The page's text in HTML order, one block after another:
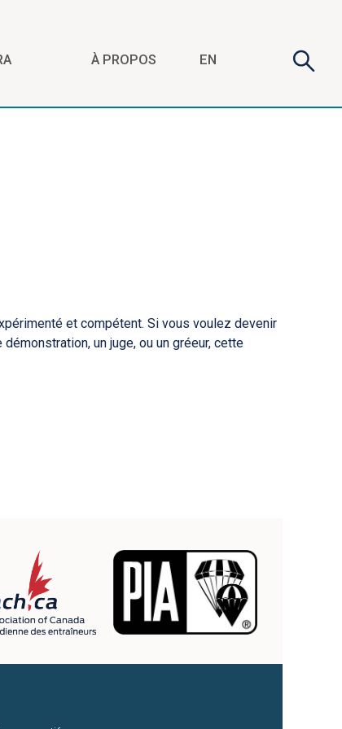
À PROPOS EN
et compétent. Si vous voulez devenir
un juge, ou un gréeur, cette